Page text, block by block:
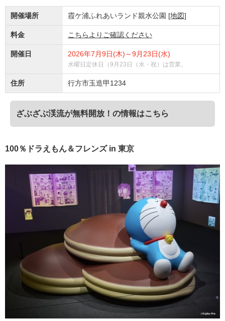
開催場所 霞ケ浦ふれあいランド親水公園 [地図]
料金 こちらよりご確認ください
開催日 2026年7月9日(木)～9月23日(水)
水曜日定休日（9月23日（水・祝）は営業。
住所 行方市玉造甲1234
ざぶざぶ渓流が無料開放！の情報はこちら
100％ドラえもん＆フレンズ in 東京